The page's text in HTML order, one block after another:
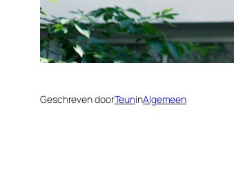
Geschreven doorTeuninAlgemeen